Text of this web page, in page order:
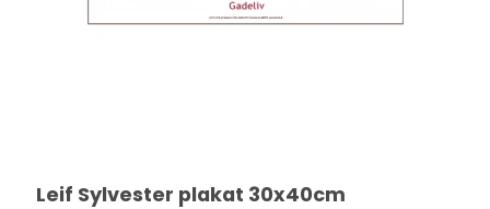
Leif Sylvester plakat 30x40cm